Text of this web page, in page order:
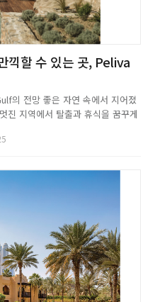
끽할 수 있는 곳, Peliva
전망 좋은 자연 속에서 지어졌
진 지역에서 탈출과 휴식을 꿈꾸게
자인과 심플한 자연주의, 이 모든